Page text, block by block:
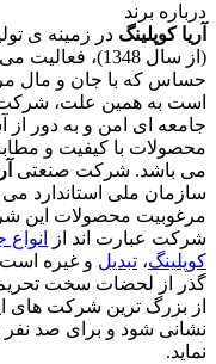
درباره برند
آریا کوپلینگ
(از سال 1348)،
حساس که با جان و مال
است به همین علت، شرکت
جامعه ای امن و به دور از
محصولات با کیفیت و مطابق
می باشد. شرکت صنعتی
سازمان ملی استاندارد
مرغوبیت محصولات این
شرکت عبارت اند از
انواع
کوپلینگ، تبدیل و غیره
گذر از لحضات سخت تحریم
از بزرگ ترین شرکت های
نشانی شود و برای صد
نماید.